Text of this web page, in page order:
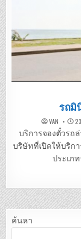
รถมิ
VAN
บริการจองตั๋วรถ
บริษัทที่เปิดให้บริก
ประเภ
ค้นหา